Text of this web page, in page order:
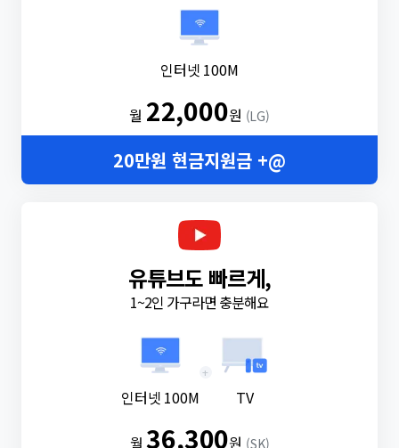
인터넷 100M
월 22,000원 (LG)
20만원 현금지원금 +@
유튜브도 빠르게,
1~2인 가구라면 충분해요
인터넷 100M
+
TV
월36,300원 (SK)